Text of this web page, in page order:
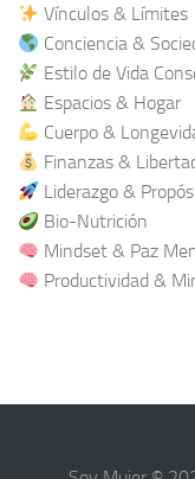
Vínculos & Límites
Conciencia &
Estilo de Vida
Espacios & Hogar
Cuerpo &
Finanzas &
Liderazgo &
Bio-Nutrición
Mindset & Paz
Productividad &